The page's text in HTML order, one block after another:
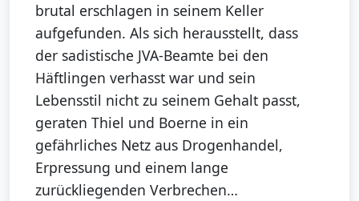
brutal erschlagen in seinem Keller
aufgefunden. Als sich herausstellt, dass
der sadistische JVA-Beamte bei den
Häftlingen verhasst war und sein
Lebensstil nicht zu seinem Gehalt passt,
geraten Thiel und Boerne in ein
gefährliches Netz aus Drogenhandel,
Erpressung und einem lange
zurückliegenden Verbrechen…